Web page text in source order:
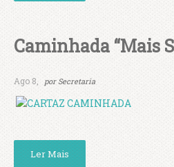
Caminhada “Mais
Ago 8, por Secretaria
Ler Mais